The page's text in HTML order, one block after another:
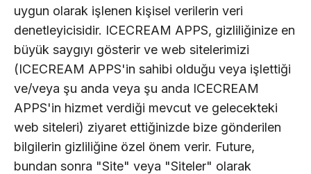
uygun olarak işlenen kişisel verilerin veri
denetleyicisidir. ICECREAM APPS, gizliliğinize en
büyük saygıyı gösterir ve web sitelerimizi
(ICECREAM APPS'in sahibi olduğu veya işlettiği
ve/veya şu anda veya şu anda ICECREAM
APPS'in hizmet verdiği mevcut ve gelecekteki
web siteleri) ziyaret ettiğinizde bize gönderilen
bilgilerin gizliliğine özel önem verir. Future,
bundan sonra "Site" veya "Siteler" olarak